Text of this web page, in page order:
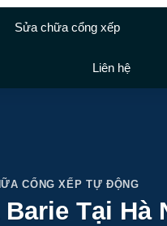
Sửa chữa cổng xếp
Liên hệ
CỔNG XẾP TỰ ĐỘNG
Tại Hà